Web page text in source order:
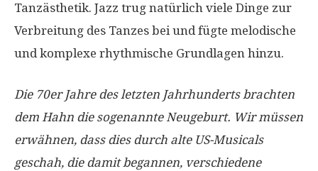
Tanzästhetik. Jazz trug natürlich viele Dinge zur
Verbreitung des Tanzes bei und fügte melodische
und komplexe rhythmische Grundlagen hinzu.
Die 70er Jahre des letzten Jahrhunderts brachten
dem Hahn die sogenannte Neugeburt. Wir müssen
erwähnen, dass dies durch alte US-Musicals
geschah, die damit begannen, verschiedene